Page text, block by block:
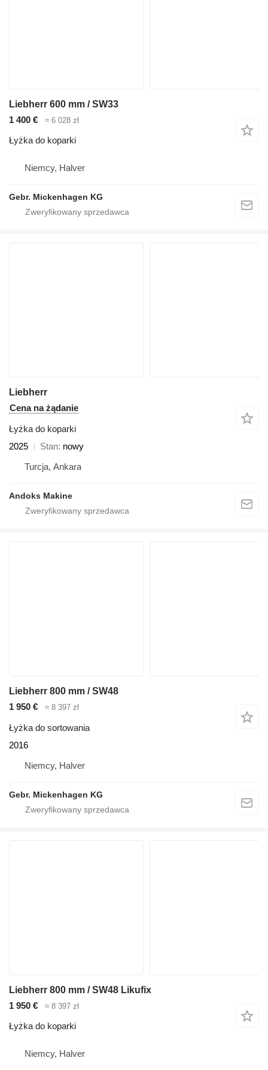
Liebherr 600 mm / SW33
1 400 €
≈ 6 028 zł
Łyżka do koparki
Niemcy, Halver
Gebr. Mickenhagen KG
Liebherr
Cena na żądanie
Łyżka do koparki
2025
Stan nowy
Turcja, Ankara
Andoks Makine
Liebherr 800 mm / SW48
1 950 €
≈ 8 397 zł
Łyżka do sortowania
2016
Niemcy, Halver
Gebr. Mickenhagen KG
Liebherr 800 mm / SW48 Likufix
1 950 €
≈ 8 397 zł
Łyżka do koparki
Niemcy, Halver